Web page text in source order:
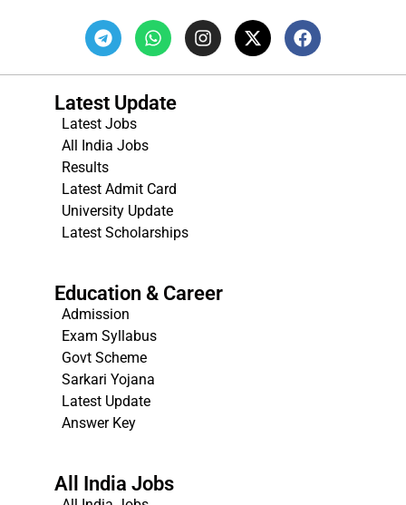
Latest Update
Latest Jobs
All India Jobs
Results
Latest Admit Card
University Update
Latest Scholarships
Education & Career
Admission
Exam Syllabus
Govt Scheme
Sarkari Yojana
Latest Update
Answer Key
All India Jobs